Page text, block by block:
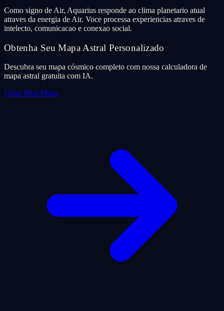
Como signo de Air, Aquarius responde ao clima planetario atual
atraves da energia de Air. Voce processa experiencias atraves de
intelecto, comunicacao e conexao social.
Obtenha Seu Mapa Astral Personalizado
Descubra seu mapa cósmico completo com nossa calculadora de
mapa astral gratuita com IA.
Gerar Meu Mapa